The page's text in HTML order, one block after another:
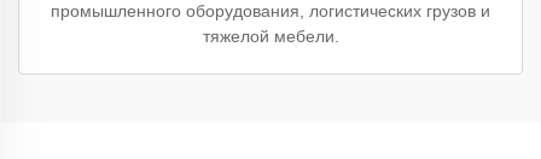
промышленного оборудования, логистических грузов и
тяжелой мебели.